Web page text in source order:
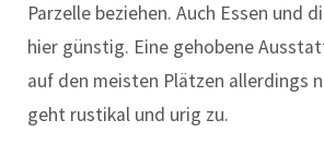
Parzelle beziehen. Auch Essen und
hier günstig. Eine gehobene
auf den meisten Plätzen allerdings
geht rustikal und urig zu.